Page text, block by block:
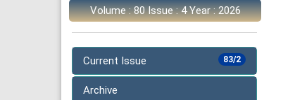
Volume : 80 Issue : 4 Year : 2026
83/2
Current Issue
Archive